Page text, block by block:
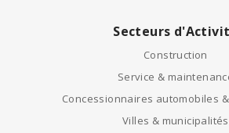
Secteurs
Construction
Service &
Concessionnaires automobiles
Villes & municipalités